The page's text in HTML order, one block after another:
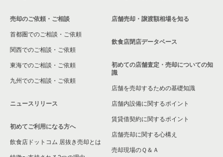
売却のご依頼・ご相談
首都圏でのご相談・ご依頼
関西でのご相談・ご依頼
東海でのご相談・ご依頼
九州でのご相談・ご依頼
ニュースリリース
初めてご利用になる方へ
飲食店ドットコム 居抜き売却とは
店舗売却・譲渡額相場を知る
飲食店閉店データベース
初めての店舗査定・売却についての知
識
店舗を売却するための基礎知識
店舗内設備に関するポイント
賃貸借契約に関するポイント
店舗売却に関する心構え
売却現場のＱ＆Ａ